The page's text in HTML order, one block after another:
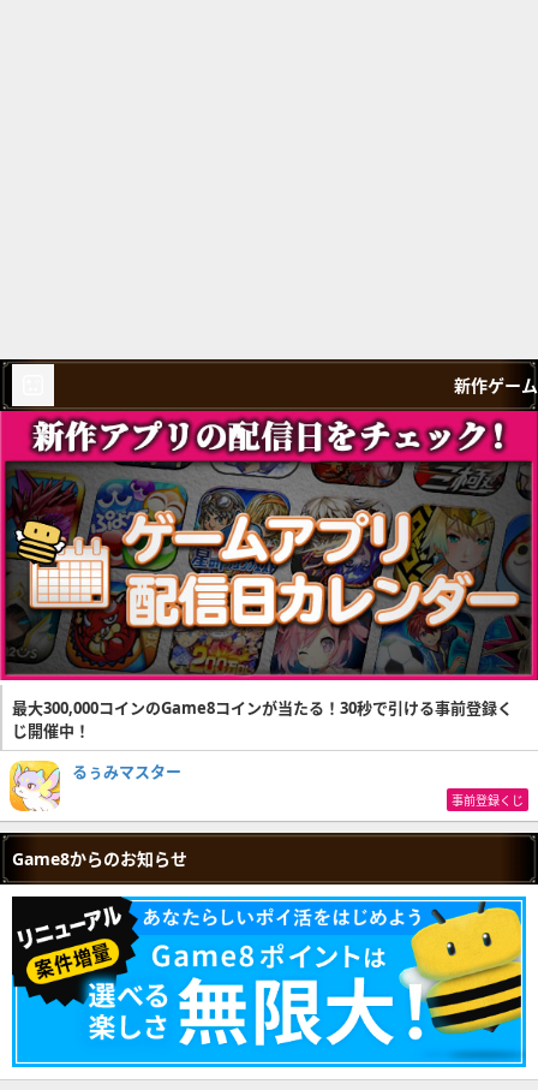
新作ゲーム
最大300,000コインのGame8コインが当たる！30秒で引ける事前登録く
じ開催中！
るぅみマスター
事前登録くじ
Game8からのお知らせ